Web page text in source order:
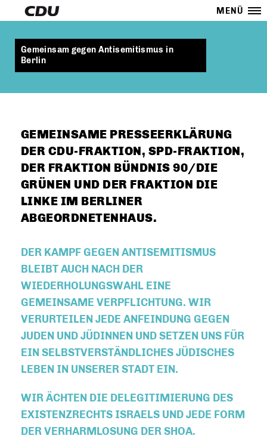
MENÜ
Gemeinsam gegen Antisemitismus in
Berlin
GEMEINSAME PRESSEERKLÄRUNG
DER CDU-FRAKTION, SPD-FRAKTION,
DER FRAKTION BÜNDNIS 90/DIE
GRÜNEN UND DER FRAKTION DIE
LINKE IM BERLINER
ABGEORDNETENHAUS.
DER KAMPF GEGEN ANTISEMITISMUS
BLEIBT AUCH NACH DER
WIEDERHOLUNGSWAHL EINE
GEMEINSAME VERPFLICHTUNG. WIR
VERURTEILEN JEDE ANFEINDUNG GEGEN
JUDEN UND JÜDINNEN UND SETZEN UNS FÜR
EIN SELBSTVERSTÄNDLICHES JÜDISCHES
LEBEN IN UNSERER STADT EIN.
WIR ÄCHTEN DIE DELEGITIMIERUNG DES
EXISTENZRECHTS ISRAELS UND JEDE FORM
DER VERHARMLOSUNG DER SHOA.